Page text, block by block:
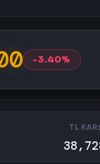
-3.40%
TL